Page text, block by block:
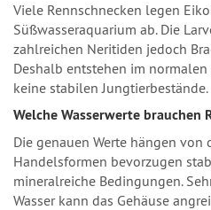
Viele Rennschnecken legen
Süßwasseraquarium ab. Die
zahlreichen Neritiden jedoch
Deshalb entstehen im
keine stabilen Jungtierbestände.
Welche Wasserwerte brauchen
Die genauen Werte hängen von
Handelsformen bevorzugen
mineralreiche Bedingungen.
Wasser kann das Gehäuse